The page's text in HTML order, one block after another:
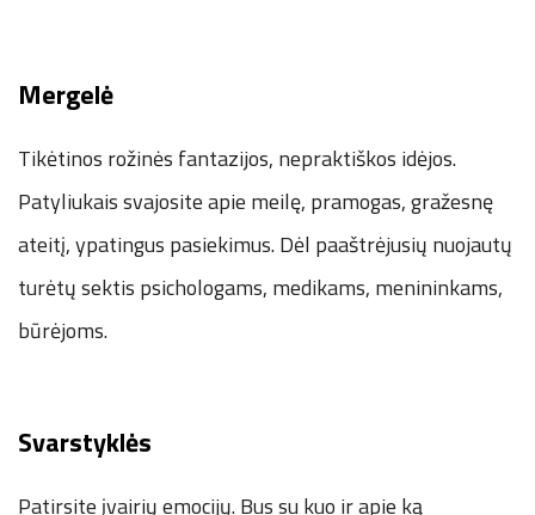
Mergelė
Tikėtinos rožinės fantazijos, nepraktiškos idėjos.
Patyliukais svajosite apie meilę, pramogas, gražesnę
ateitį, ypatingus pasiekimus. Dėl paaštrėjusių nuojautų
turėtų sektis psichologams, medikams, menininkams,
būrėjoms.
Svarstyklės
Patirsite įvairių emocijų. Bus su kuo ir apie ką